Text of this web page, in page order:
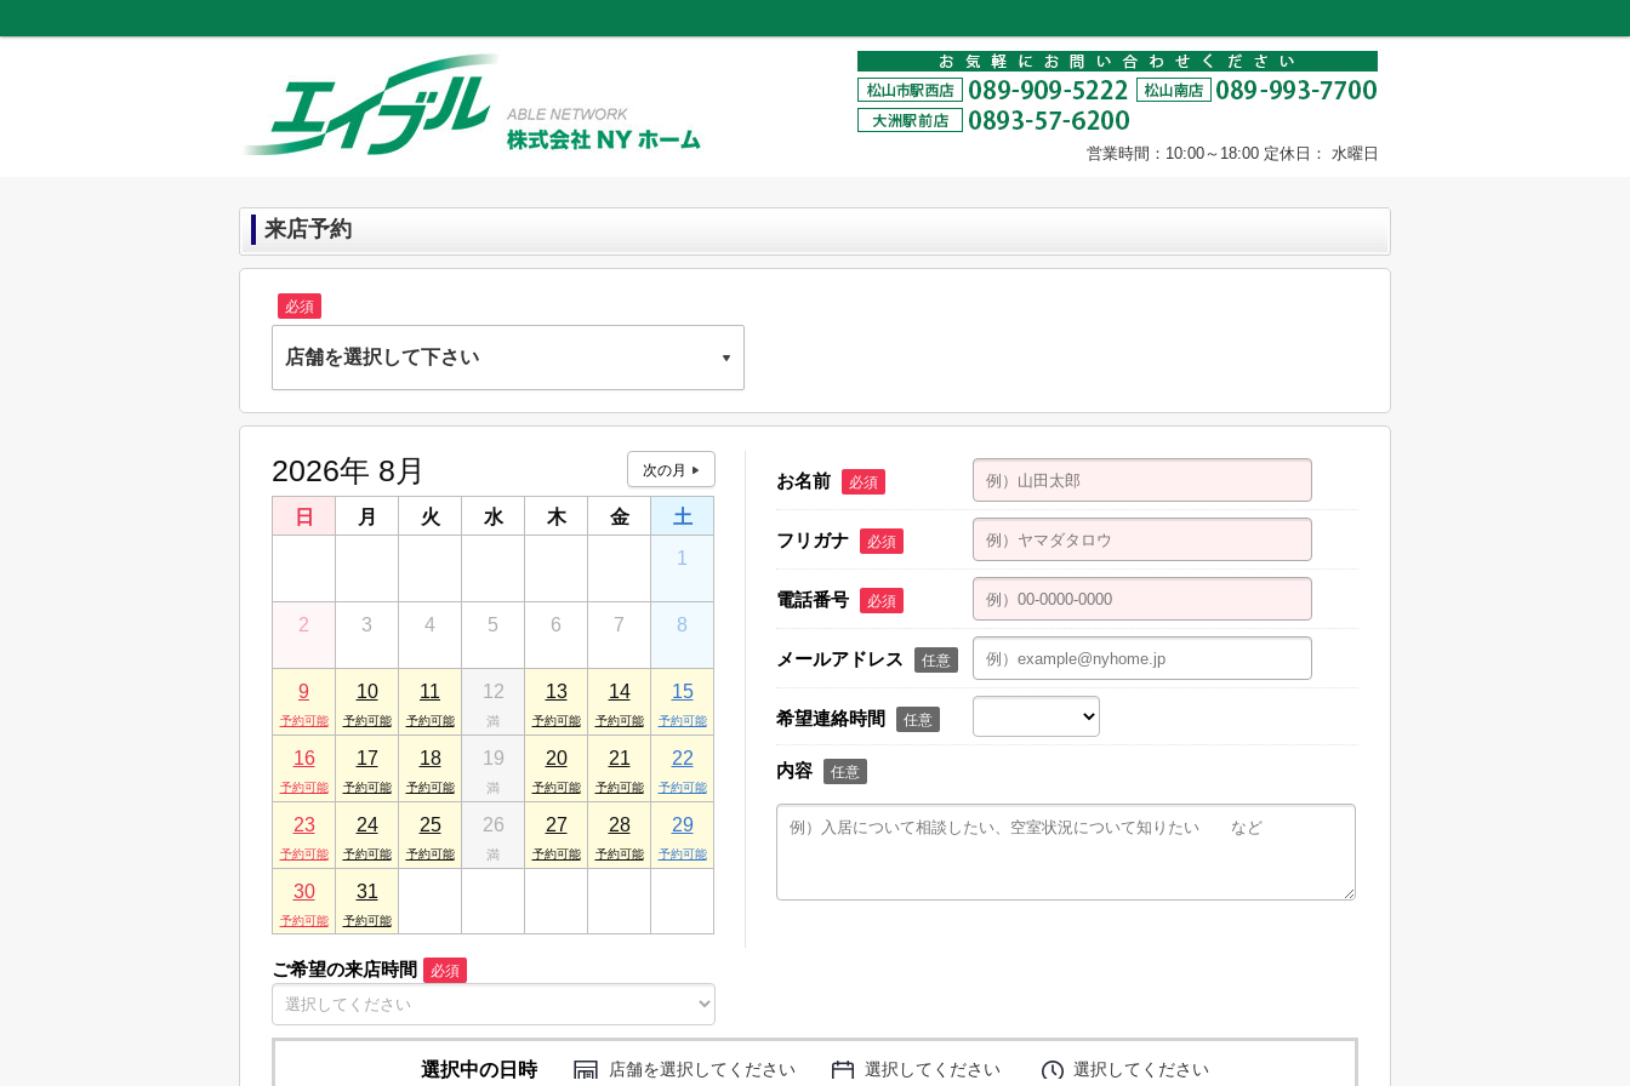
営業時間：10:00～18:00 定休日： 水曜日
来店予約
必須
店舗を選択して下さい
株式会社ＮＹホーム
株式会社ＮＹホーム松山南店
愛媛県松山市天山３丁目１４－２５
株式会社ＮＹホーム松山市駅西店
2026年 8月
日 月 火 水 木 金
土
1
2 3 4 5 6 7 8
9 10 11 12 13 14 15
16 17 18 19 20 21 22
23 24 25 26 27 28 29
30 31
ご希望の来店時間 必須
お名前 必須
フリガナ 必須
電話番号 必須
メールアドレス 任意
希望連絡時間 任意
内容 任意
選択中の日時 店舗を選択してください 選択してください 選択してください